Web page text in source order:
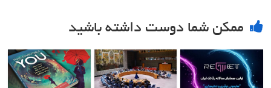
ممکن شما دوست داشته باشید